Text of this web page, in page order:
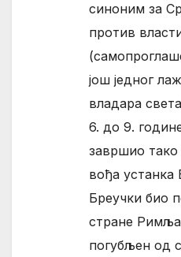
синоним за
против
још једног
владара
6. до 9.
завршио тако
вођа устанка
Бреучки био
стране
погубљен од